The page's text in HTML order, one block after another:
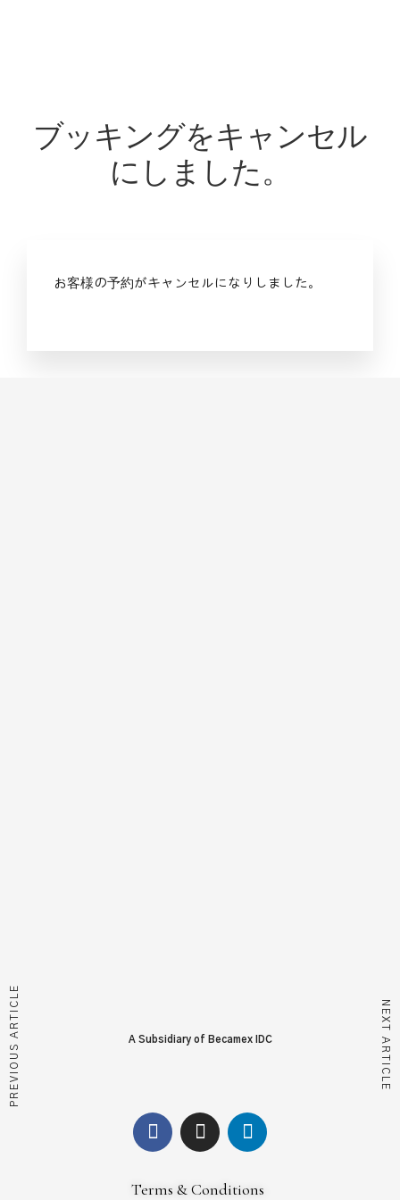
ブッキングをキャンセル
にしました。
お客様の予約がキャンセルになりしました。
PREVIOUS ARTICLE NEXT ARTICLE
A Subsidiary of Becamex IDC
Terms & Conditions